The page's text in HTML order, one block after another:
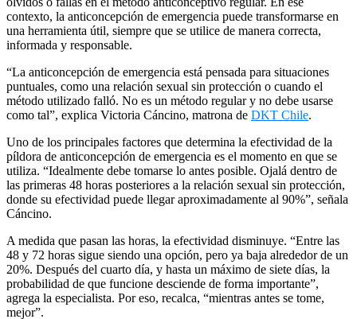
contexto, la anticoncepción de emergencia puede transformarse en
una herramienta útil, siempre que se utilice de manera correcta,
informada y responsable.
“La anticoncepción de emergencia está pensada para situaciones
puntuales, como una relación sexual sin protección o cuando el
método utilizado falló. No es un método regular y no debe usarse
como tal”, explica Victoria Cáncino, matrona de DKT Chile.
Uno de los principales factores que determina la efectividad de la
píldora de anticoncepción de emergencia es el momento en que se
utiliza. “Idealmente debe tomarse lo antes posible. Ojalá dentro de
las primeras 48 horas posteriores a la relación sexual sin protección,
donde su efectividad puede llegar aproximadamente al 90%”, señala
Cáncino.
A medida que pasan las horas, la efectividad disminuye. “Entre las
48 y 72 horas sigue siendo una opción, pero ya baja alrededor de un
20%. Después del cuarto día, y hasta un máximo de siete días, la
probabilidad de que funcione desciende de forma importante”,
agrega la especialista. Por eso, recalca, “mientras antes se tome,
mejor”.